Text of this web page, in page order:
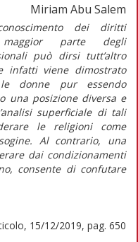
Miriam Abu Salem
dei diritti
parte degli
può dirsi tutt’altro
infatti viene dimostrato
donne pur essendo
una posizione diversa e
superficiale di tali
le religioni come
Al contrario, una
dai condizionamenti
consente di confutare
15/12/2019, pag. 650